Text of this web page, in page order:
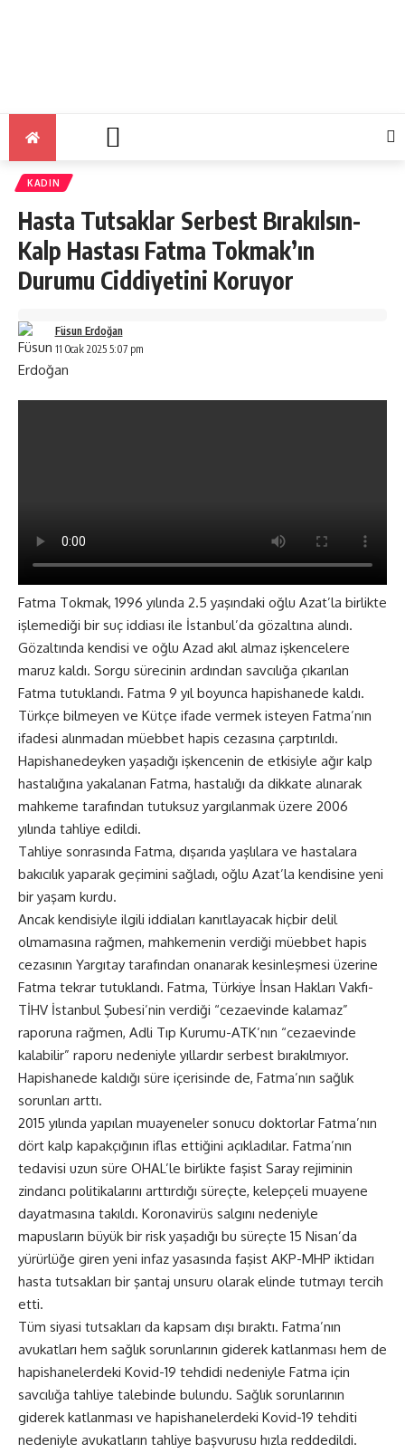
KADIN
Hasta Tutsaklar Serbest Bırakılsın-
Kalp Hastası Fatma Tokmak’ın
Durumu Ciddiyetini Koruyor
11 Ocak 2025 5:07 pm
Füsun Erdoğan
Fatma Tokmak, 1996 yılında 2.5 yaşındaki oğlu Azat’la birlikte
işlemediği bir suç iddiası ile İstanbul’da gözaltına alındı.
Gözaltında kendisi ve oğlu Azad akıl almaz işkencelere
maruz kaldı. Sorgu sürecinin ardından savcılığa çıkarılan
Fatma tutuklandı. Fatma 9 yıl boyunca hapishanede kaldı.
Türkçe bilmeyen ve Kütçe ifade vermek isteyen Fatma’nın
ifadesi alınmadan müebbet hapis cezasına çarptırıldı.
Hapishanedeyken yaşadığı işkencenin de etkisiyle ağır kalp
hastalığına yakalanan Fatma, hastalığı da dikkate alınarak
mahkeme tarafından tutuksuz yargılanmak üzere 2006
yılında tahliye edildi.
Tahliye sonrasında Fatma, dışarıda yaşlılara ve hastalara
bakıcılık yaparak geçimini sağladı, oğlu Azat’la kendisine yeni
bir yaşam kurdu.
Ancak kendisiyle ilgili iddiaları kanıtlayacak hiçbir delil
olmamasına rağmen, mahkemenin verdiği müebbet hapis
cezasının Yargıtay tarafından onanarak kesinleşmesi üzerine
Fatma tekrar tutuklandı. Fatma, Türkiye İnsan Hakları Vakfı-
TİHV İstanbul Şubesi’nin verdiği “cezaevinde kalamaz”
raporuna rağmen, Adli Tıp Kurumu-ATK’nın “cezaevinde
kalabilir” raporu nedeniyle yıllardır serbest bırakılmıyor.
Hapishanede kaldığı süre içerisinde de, Fatma’nın sağlık
sorunları arttı.
2015 yılında yapılan muayeneler sonucu doktorlar Fatma’nın
dört kalp kapakçığının iflas ettiğini açıkladılar. Fatma’nın
tedavisi uzun süre OHAL’le birlikte faşist Saray rejiminin
zindancı politikalarını arttırdığı süreçte, kelepçeli muayene
dayatmasına takıldı. Koronavirüs salgını nedeniyle
mapusların büyük bir risk yaşadığı bu süreçte 15 Nisan’da
yürürlüğe giren yeni infaz yasasında faşist AKP-MHP iktidarı
hasta tutsakları bir şantaj unsuru olarak elinde tutmayı tercih
etti.
Tüm siyasi tutsakları da kapsam dışı bıraktı. Fatma’nın
avukatları hem sağlık sorunlarının giderek katlanması hem de
hapishanelerdeki Kovid-19 tehdidi nedeniyle Fatma için
savcılığa tahliye talebinde bulundu. Sağlık sorunlarının
giderek katlanması ve hapishanelerdeki Kovid-19 tehditi
nedeniyle avukatların tahliye başvurusu hızla reddedildi.